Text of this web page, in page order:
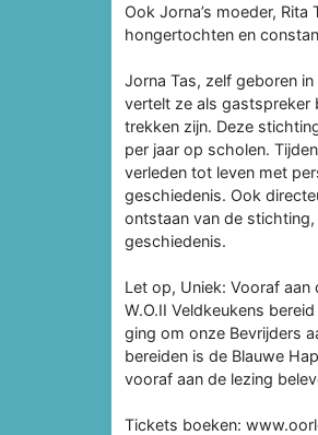
Ook Jorna’s moeder,
hongertochten en
Jorna Tas, zelf geboren
vertelt ze als gastspreker
trekken zijn. Deze
per jaar op scholen.
verleden tot leven met
geschiedenis. Ook
ontstaan van de
geschiedenis.
Let op, Uniek: Vooraf
W.O.II Veldkeukens
ging om onze Bevrijders
bereiden is de Blauwe
vooraf aan de lezing
Tickets boeken: